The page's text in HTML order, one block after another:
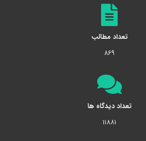
تعداد مطالب
۸۶۹
تعداد دیدگاه ها
۱۱۸۸۱